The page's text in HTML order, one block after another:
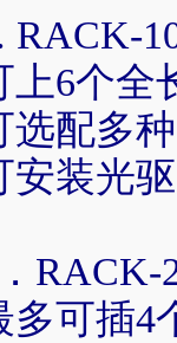
6个全
配多种
装光
RACK-
可插4